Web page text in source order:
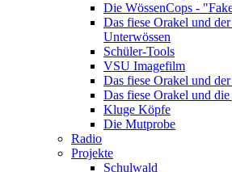
Die WössenCops -
Das fiese Orakel und
Unterwössen
Schüler-Tools
VSU Imagefilm
Das fiese Orakel und
Das fiese Orakel und
Kluge Köpfe
Die Mutprobe
Radio
Projekte
Schulwald